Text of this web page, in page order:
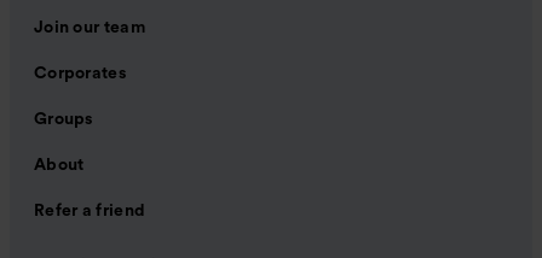
Join our team
Corporates
Groups
About
Refer a friend